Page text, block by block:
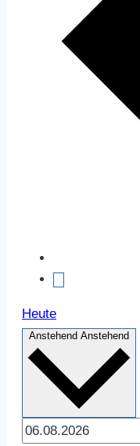
Heute
Anstehend Anstehend